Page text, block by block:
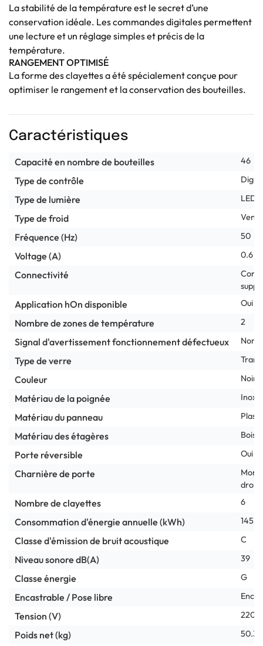
La stabilité de la température est le secret d’une
conservation idéale. Les commandes digitales permettent
une lecture et un réglage simples et précis de la
température.
RANGEMENT OPTIMISÉ
La forme des clayettes a été spécialement conçue pour
optimiser le rangement et la conservation des bouteilles.
Caractéristiques
Capacité en nombre de bouteilles 46
Type de contrôle
Type de lumière LED
Type de froid
Fréquence (Hz) 50
Voltage (A) 0.6
Connectivité
Application hOn disponible Oui
Nombre de zones de température 2
Signal d'avertissement fonctionnement défectueux Non
Type de verre
Couleur Noir
Matériau de la poignée Inox
Matériau du panneau
Matériau des étagères Bois
Porte réversible Oui
Charnière de porte
droite
Nombre de clayettes 6
Consommation d'énergie annuelle (kWh) 145
Classe d'émission de bruit acoustique C
Niveau sonore dB(A) 39
Classe énergie G
Encastrable / Pose libre
Tension (V) 220-
Poids net (kg) 50.3